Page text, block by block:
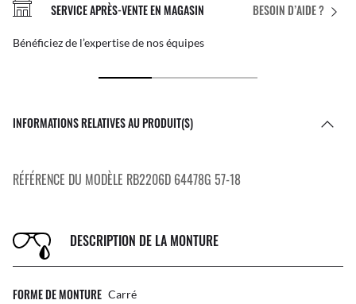
BESOIN D’AIDE ?
SERVICE APRÈS-VENTE EN MAGASIN
Bénéficiez de l’expertise de nos équipes
INFORMATIONS RELATIVES AU PRODUIT(S)
RÉFÉRENCE DU MODÈLE RB2206D 64478G 57-18
DESCRIPTION DE LA MONTURE
FORME DE MONTURE Carré